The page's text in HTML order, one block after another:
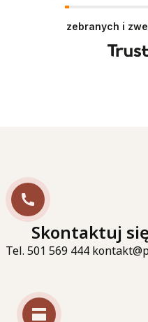
zebranych i
Skontaktuj
Tel. 501 569 444